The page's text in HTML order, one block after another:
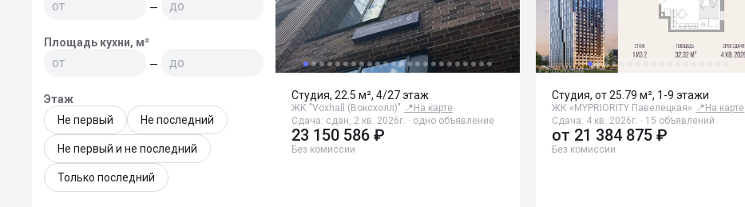
—
Площадь кухни, м²
—
Этаж
Не первый
Не последний
Не первый и не последний
Только последний
Студия, 22.5 м², 4/27 этаж
ЖК "Voxhall (Воксхолл)" 📍 На карте
Сдача: сдан, 2 кв. 2026г. · одно объявление
23 150 586 ₽
Без комиссии
Студия, от 25.79 м², 1-9 этажи
ЖК «MYPRIORITY Павелецкая» 📍 На карте
Сдача: 4 кв. 2026г. · 15 объявлений
от 21 384 875 ₽
Без комиссии